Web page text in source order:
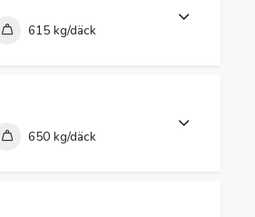
615 kg/däck
650 kg/däck